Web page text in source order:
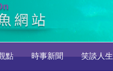
點 時事新聞 笑談人生